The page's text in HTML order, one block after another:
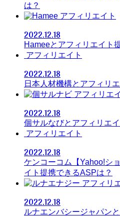
は？
アフィリエイト
2022.12.18
Hameeとアフィリエイト
アフィリエイト
2022.12.18
日本人材機構とアフィリ
アフィリエ
2022.12.18
個サルなびとアフィリエ
アフィリエイト
2022.12.18
ケンコーコム【Yahoo!シ
イト提携できるASPは？
アフィリ
2022.12.18
ルナエンバシージャパン